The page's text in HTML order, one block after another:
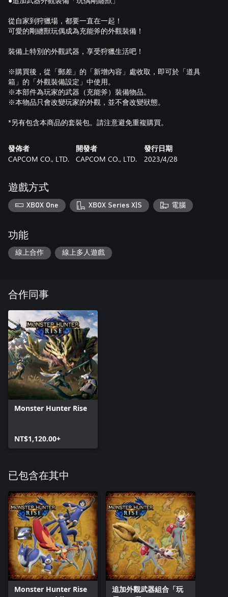
從自家到狩獵場，都要一直在一起！
可愛的剛纏獸玩偶成為充能斧的外觀裝備！
裝備上特別的外觀武器，享受狩獵生活吧！
※購買後，從「郵差」的「新增內容」處收取，即可於「道具
箱」的「外觀裝備設定」中使用。
※本部件為玩家的武器（充能斧）裝備物品。
※本物品只會改變玩家的外觀，並不會改變狀態。
*另有包含本商品的套裝包。請注意避免重複購買。
發佈者
CAPCOM CO., LTD.
開發者
CAPCOM CO., LTD.
發行日期
2023/4/28
遊戲方式
XBOX One XBOX Series X|S 電腦
功能
線上合作 線上多人遊戲
合作同事
Monster Hunter Rise
NT$1,120.00+
已包含在其中
Monster Hunter Rise
追加外觀武器組合「玩